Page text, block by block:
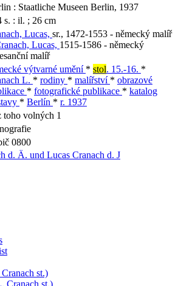
: Staatliche Museen Berlin, 1937
s. : il. ; 26 cm
Lucas, sr., 1472-1553 - německý malíř
Lucas, 1515-1586 - německý
malíř
výtvarné umění * stol. 15.-16. *
L. * rodiny * malířství * obrazové
* fotografické publikace * katalog
* Berlín * r. 1937
toho volných 1
0800